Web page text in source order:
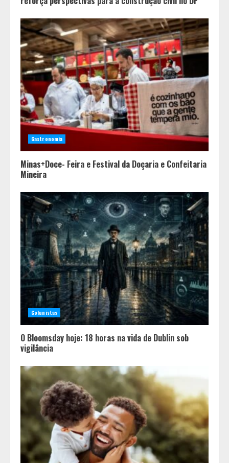
Gastronomia
Minas+Doce- Feira e Festival da Doçaria e Confeitaria
Mineira
Colunistas
O Bloomsday hoje: 18 horas na vida de Dublin sob
vigilância